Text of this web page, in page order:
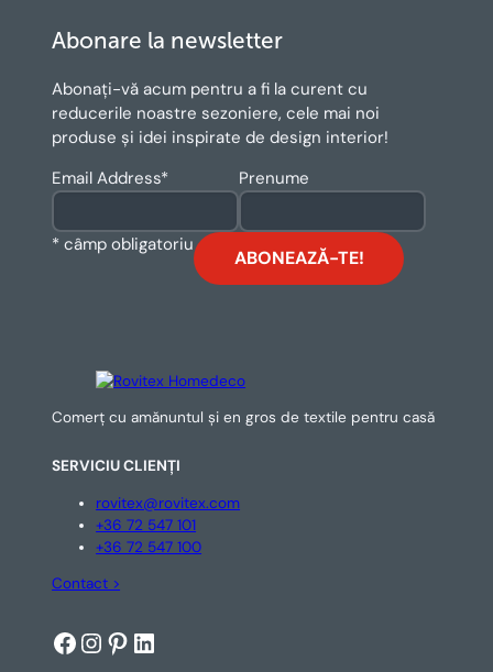
Abonare la newsletter
Abonați-vă acum pentru a fi la curent cu
reducerile noastre sezoniere, cele mai noi
produse și idei inspirate de design interior!
Email Address* Prenume
* câmp obligatoriu
Comerț cu amănuntul și en gros de textile pentru casă
SERVICIU CLIENȚI
rovitex@rovitex.com
+36 72 547 101
+36 72 547 100
Contact >
Facebook
Instagram
Pinterest
LinkedIn